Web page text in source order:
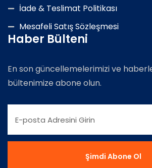
İade & Teslimat Politikası
Mesafeli Satış Sözleşmesi
Haber Bülteni
En son güncellemelerimizi ve
bültenimize abone olun.